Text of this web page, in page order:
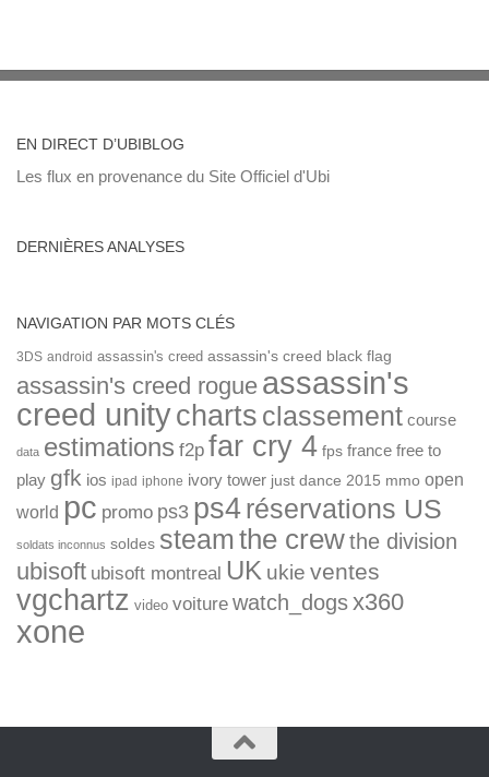
EN DIRECT D’UBIBLOG
Les flux en provenance du Site Officiel d'Ubi
DERNIÈRES ANALYSES
NAVIGATION PAR MOTS CLÉS
3DS android assassin's creed assassin's creed black flag
assassin's creed rogue assassin's
creed unitycharts classement course
data estimations f2p far cry 4 fps france free to
play gfk ios ipad iphone ivory tower just dance 2015 mmo open
world pc promo ps3 ps4réservations US
soldats inconnus soldes steamthe crewthe division
ubisoft ubisoft montreal UK ukie ventes
vgchartz video voiture watch_dogsx360
xone